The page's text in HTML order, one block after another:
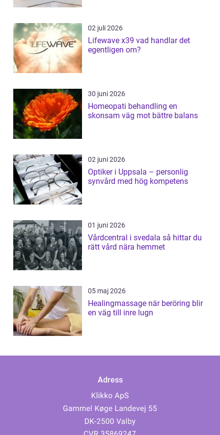
02 juli 2026
Lifewave x39 vad handlar det
egentligen om?
30 juni 2026
Homeopati behandling en
skonsam väg mot bättre balans
02 juni 2026
Optiker i Uppsala – personlig
synvård med hög kompetens
01 juni 2026
Vårdcentral i svedala så hittar du
rätt vård nära hemmet
05 maj 2026
Healingmassage när beröring blir
en väg till inre lugn
Adress